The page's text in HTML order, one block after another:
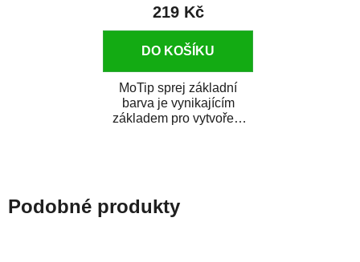
219 Kč
DO KOŠÍKU
MoTip sprej základní
barva je vynikajícím
základem pro vytvoření
Podobné produkty